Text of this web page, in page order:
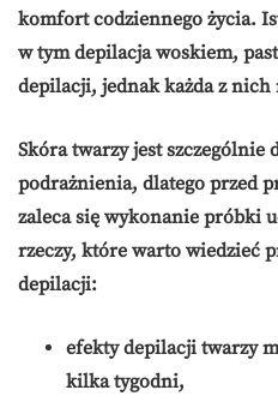
komfort codziennego życia.
w tymdepilacja woskiem,
depilacji, jednak każda z nich
Skóra twarzy jest szczególnie
podrażnienia, dlatego przed
zaleca się wykonanie próbki
rzeczy, które warto wiedzieć
depilacji:
efekty depilacji twarzy
kilka tygodni,